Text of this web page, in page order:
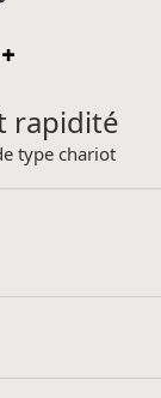
rapidité
type chariot